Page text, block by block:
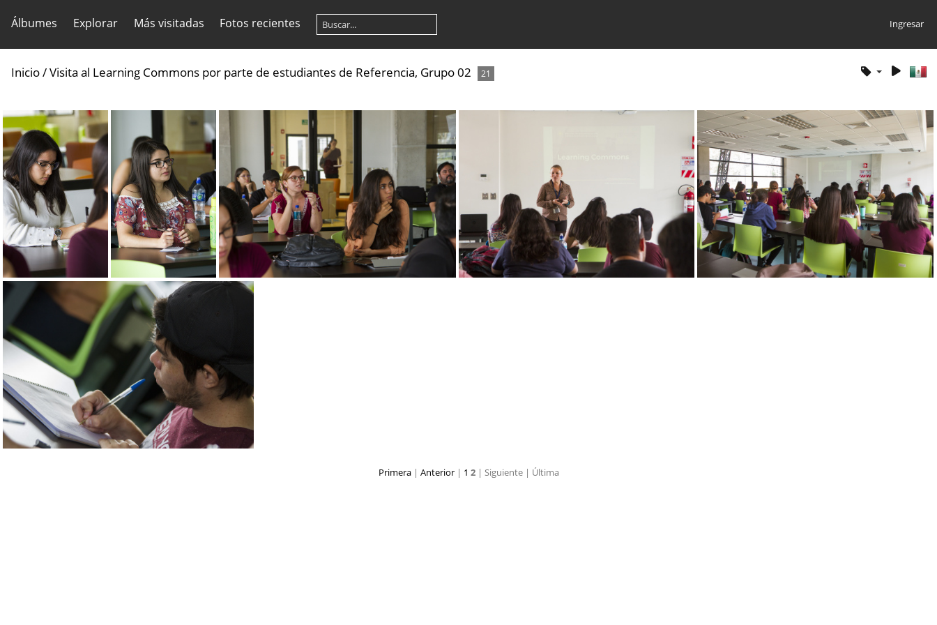
Álbumes Explorar Más visitadas Fotos recientes Ingresar
Inicio/Visita al Learning Commons por parte de estudiantes de Referencia, Grupo 02 21
Primera| Anterior| 1 2 | Siguiente | Última